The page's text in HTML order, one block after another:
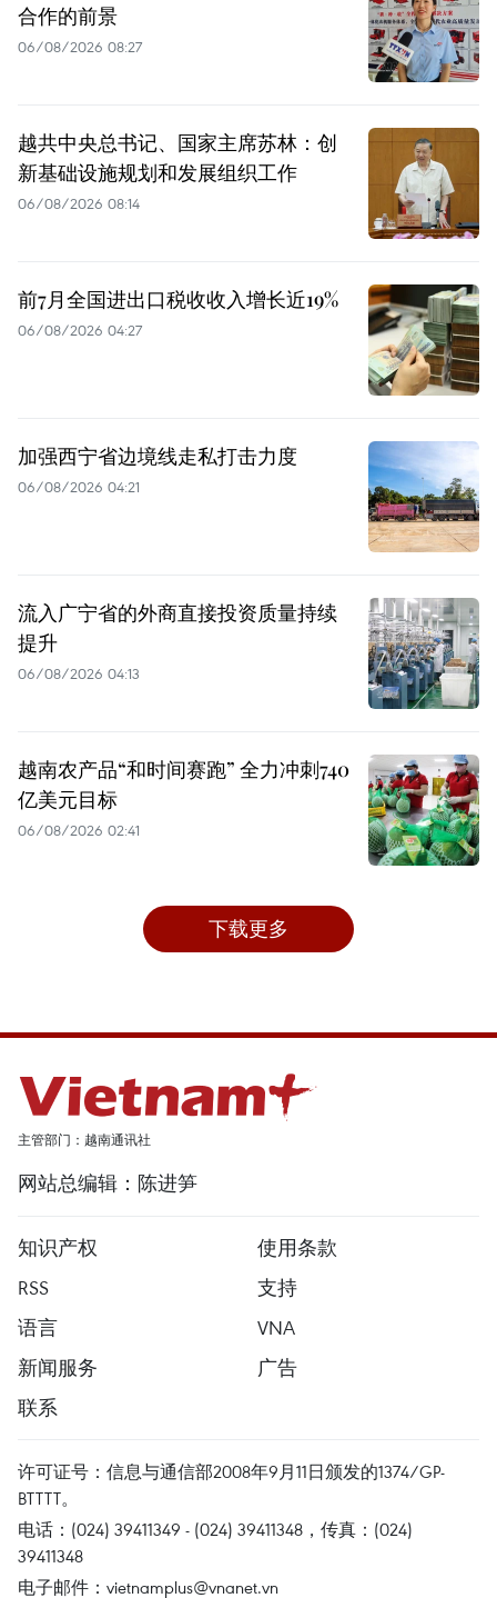
合作的前景
06/08/2026 08:27
越共中央总书记、国家主席苏林：创
新基础设施规划和发展组织工作
06/08/2026 08:14
前7月全国进出口税收收入增长近19%
06/08/2026 04:27
加强西宁省边境线走私打击力度
06/08/2026 04:21
流入广宁省的外商直接投资质量持续
提升
06/08/2026 04:13
越南农产品“和时间赛跑” 全力冲刺740
亿美元目标
06/08/2026 02:41
下载更多
主管部门：越南通讯社
网站总编辑：陈进笋
知识产权
使用条款
RSS
支持
语言
VNA
新闻服务
广告
联系
许可证号：信息与通信部2008年9月11日颁发的1374/GP-
BTTTT。
电话：(024) 39411349 - (024) 39411348，传真：(024)
39411348
电子邮件： vietnamplus@vnanet.vn